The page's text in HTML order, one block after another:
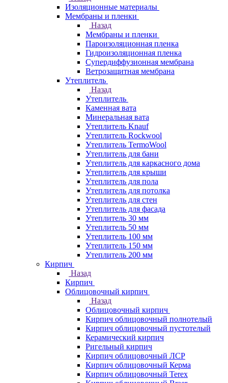
Изоляционные материалы
Мембраны и пленки
Назад
Мембраны и пленки
Пароизоляционная пленка
Гидроизоляционная пленка
Супердиффузионная мембрана
Ветрозащитная мембрана
Утеплитель
Назад
Утеплитель
Каменная вата
Минеральная вата
Утеплитель Knauf
Утеплитель Rockwool
Утеплитель TermoWool
Утеплитель для бани
Утеплитель для каркасного дома
Утеплитель для крыши
Утеплитель для пола
Утеплитель для потолка
Утеплитель для стен
Утеплитель для фасада
Утеплитель 30 мм
Утеплитель 50 мм
Утеплитель 100 мм
Утеплитель 150 мм
Утеплитель 200 мм
Кирпич
Назад
Кирпич
Облицовочный кирпич
Назад
Облицовочный кирпич
Кирпич облицовочный полнотелый
Кирпич облицовочный пустотелый
Керамический кирпич
Ригельный кирпич
Кирпич облицовочный ЛСР
Кирпич облицовочный Керма
Кирпич облицовочный Terex